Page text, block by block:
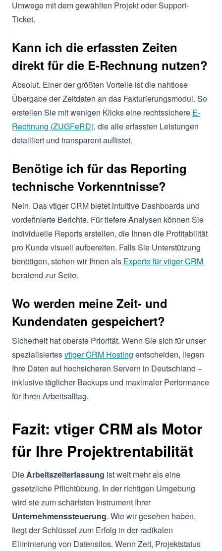
Umwege mit dem gewählten Projekt oder Support-
Ticket.
Kann ich die erfassten Zeiten
direkt für die E-Rechnung nutzen?
Absolut. Einer der größten Vorteile ist die nahtlose
Übergabe der Zeitdaten an das Fakturierungsmodul. So
erstellen Sie mit wenigen Klicks eine rechtssichere E-
Rechnung (ZUGFeRD), die alle erfassten Leistungen
detailliert und transparent auflistet.
Benötige ich für das Reporting
technische Vorkenntnisse?
Nein. Das vtiger CRM bietet intuitive Dashboards und
vordefinierte Berichte. Für tiefere Analysen können Sie
individuelle Reports erstellen, die Ihnen die Profitabilität
pro Kunde visuell aufbereiten. Falls Sie Unterstützung
benötigen, stehen wir Ihnen als Experte für vtiger CRM
beratend zur Seite.
Wo werden meine Zeit- und
Kundendaten gespeichert?
Sicherheit hat oberste Priorität. Wenn Sie sich für unser
spezialisiertesvtiger CRM Hosting entscheiden, liegen
Ihre Daten auf hochsicheren Servern in Deutschland –
inklusive täglicher Backups und maximaler Performance
für Ihren Arbeitsalltag.
Fazit: vtiger CRM als Motor
für Ihre Projektrentabilität
Die Arbeitszeiterfassung ist weit mehr als eine
gesetzliche Pflichtübung. In der richtigen Umgebung
wird sie zum schärfsten Instrument Ihrer
Unternehmenssteuerung. Wie wir gesehen haben,
liegt der Schlüssel zum Erfolg in der radikalen
Eliminierung von Datensilos. Wenn Zeit, Projektstatus